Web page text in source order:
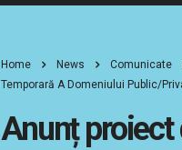
Home News Comunicate
Temporară A Domeniului Public/
Anunț proiect